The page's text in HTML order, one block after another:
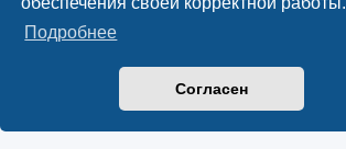
Подробнее
Согласен